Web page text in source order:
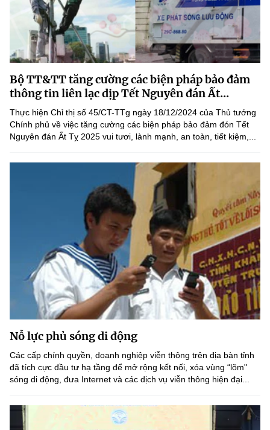
Bộ TT&TT tăng cường các biện pháp bảo đảm
thông tin liên lạc dịp Tết Nguyên đán Ất...
Thực hiện Chỉ thị số 45/CT-TTg ngày 18/12/2024 của Thủ tướng
Chính phủ về việc tăng cường các biện pháp bảo đảm đón Tết
Nguyên đán Ất Tỵ 2025 vui tươi, lành mạnh, an toàn, tiết kiệm,...
Nỗ lực phủ sóng di động
Các cấp chính quyền, doanh nghiệp viễn thông trên địa bàn tỉnh
đã tích cực đầu tư hạ tầng để mở rộng kết nối, xóa vùng “lõm"
sóng di động, đưa Internet và các dịch vụ viễn thông hiện đại...